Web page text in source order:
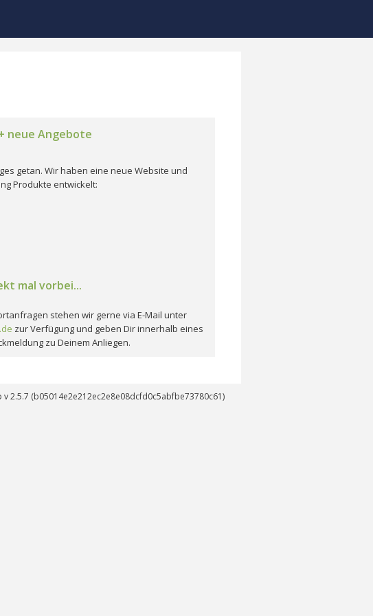
neue Angebote
getan. Wir haben eine neue Website und
Produkte entwickelt:
mal vorbei...
stehen wir gerne via E-Mail unter
zur Verfügung und geben Dir innerhalb eines
zu Deinem Anliegen.
v 2.5.7 (b05014e2e212ec2e8e08dcfd0c5abfbe73780c61)